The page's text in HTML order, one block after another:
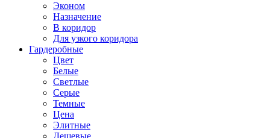
Эконом
Назначение
В коридор
Для узкого коридора
Гардеробные
Цвет
Белые
Светлые
Серые
Темные
Цена
Элитные
Дешевые